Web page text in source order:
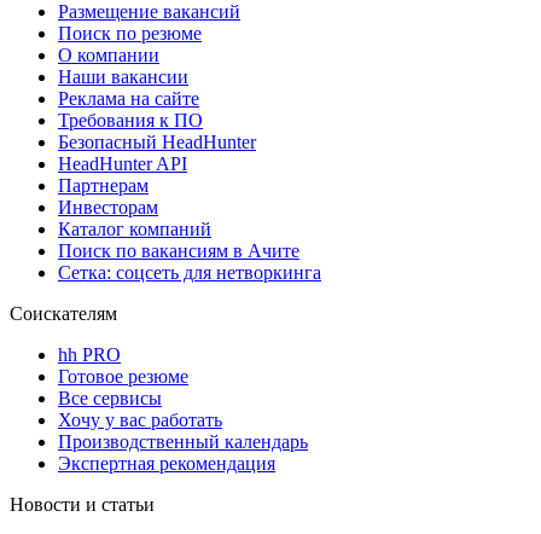
Размещение вакансий
Поиск по резюме
О компании
Наши вакансии
Реклама на сайте
Требования к ПО
Безопасный HeadHunter
HeadHunter API
Партнерам
Инвесторам
Каталог компаний
Поиск по вакансиям в Ачите
Сетка: соцсеть для нетворкинга
Соискателям
hh PRO
Готовое резюме
Все сервисы
Хочу у вас работать
Производственный календарь
Экспертная рекомендация
Новости и статьи